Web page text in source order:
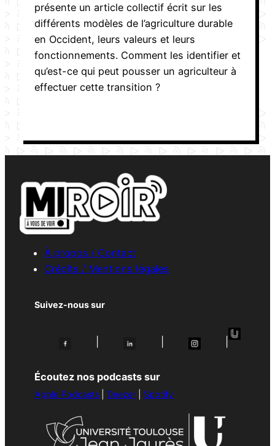
présente un article collectif écrit sur les
différents modèles de l’agriculture durable
en Occident, leurs valeurs et leurs
fonctionnements. Comment les identifier et
qu’est-ce qui peut pousser un agriculteur à
effectuer cette transition ?
À propos / Contact
Crédits / Mentions légales
Suivez-nous sur
Écoutez nos podcasts sur
Apple Podcasts Deezer Spotify